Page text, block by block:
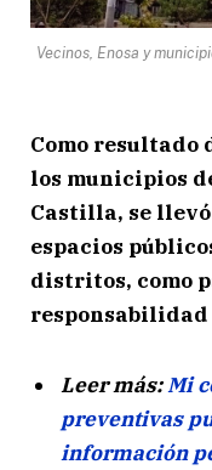
Vecinos, Enosa y
Como resultado
los municipios
Castilla, se
espacios
distritos, como
responsabilidad
Leer más:Mi
preventivas
información